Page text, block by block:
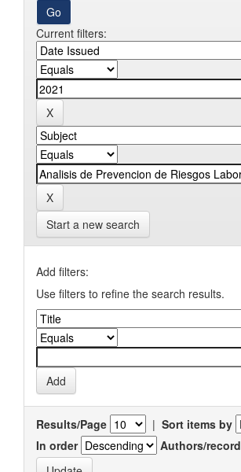
Current filters:
Start a new search
Add filters:
Use filters to refine the search results.
Results/Page | Sort items by
In order
Authors/record